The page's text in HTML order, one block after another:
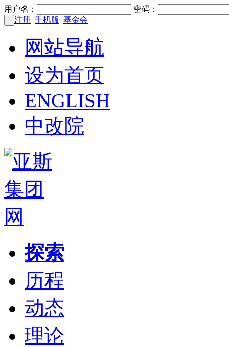
用户名：
密码：
注册 手机版 基金会
网站导航
设为首页
ENGLISH
中改院
探索
历程
动态
理论